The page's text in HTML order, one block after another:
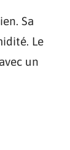
Sa
Le
un